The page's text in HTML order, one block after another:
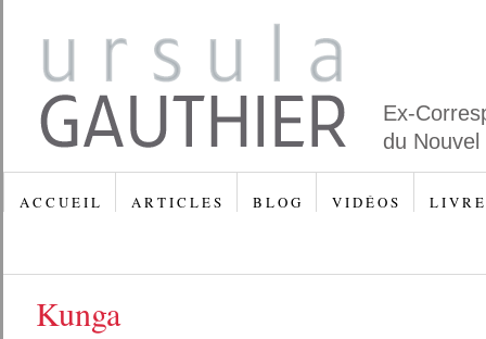
Ex-
du
A C C U E I L A R T I C L E S B L O G V I D É O S L I V R E
Kunga